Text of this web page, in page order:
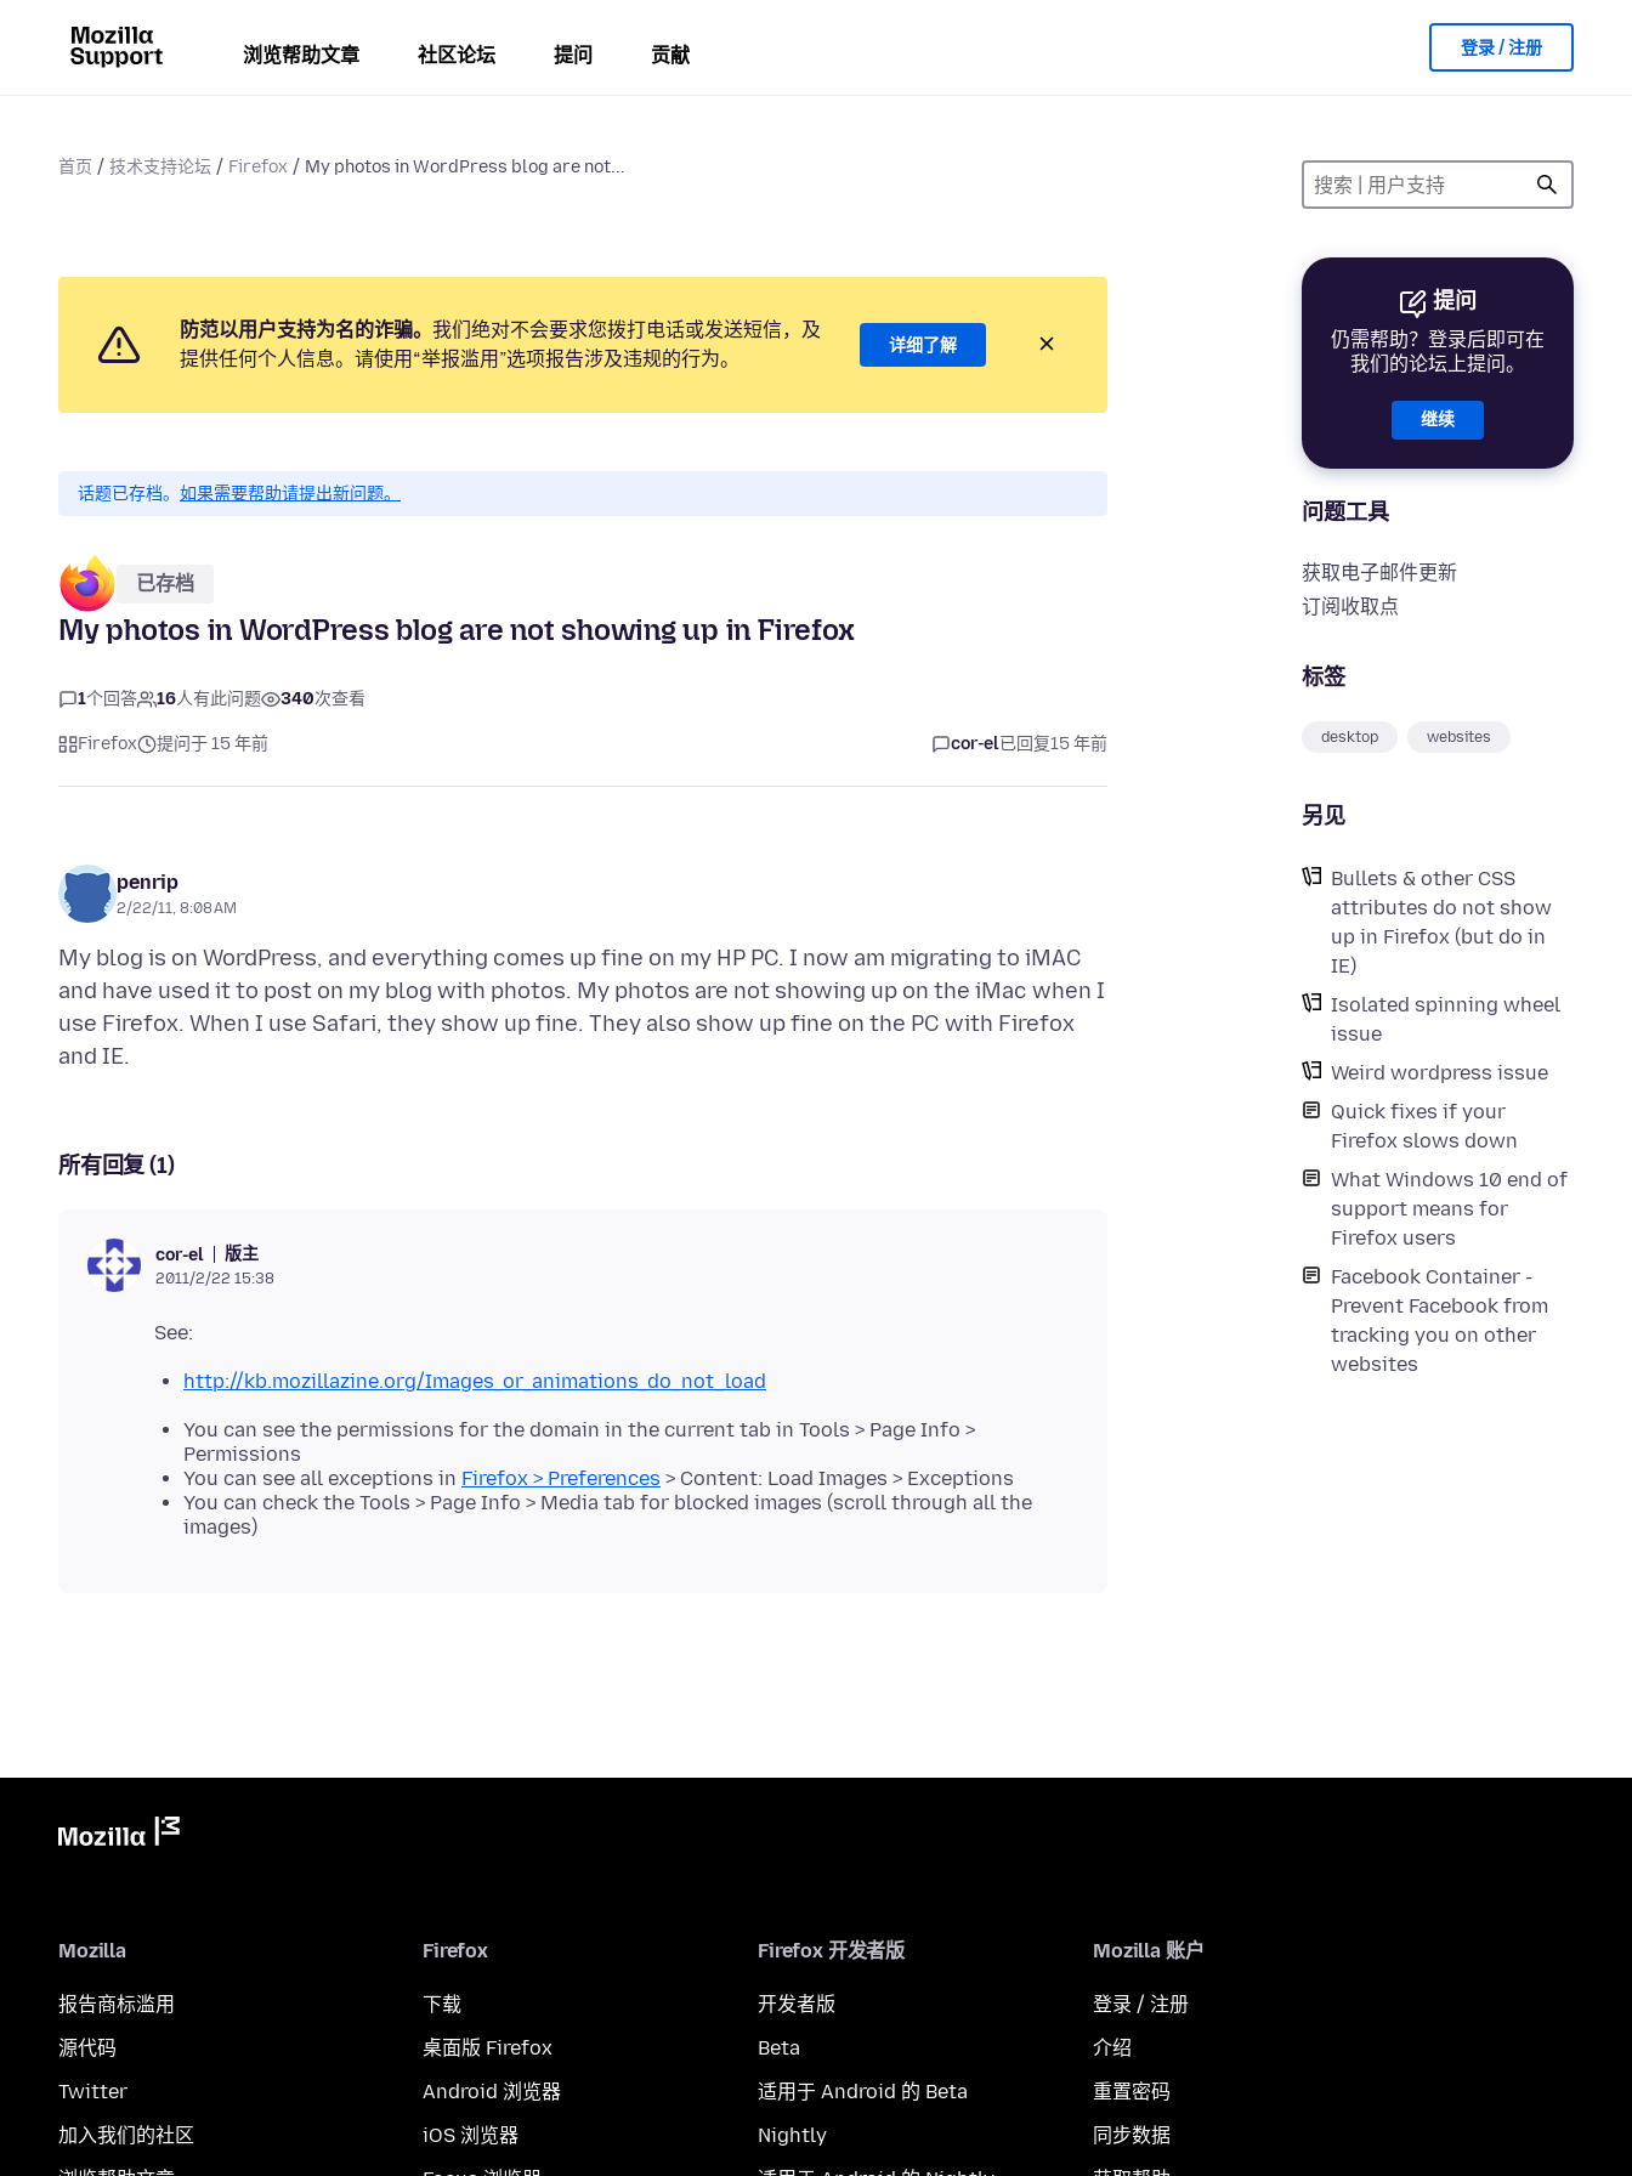
浏览帮助文章 社区论坛 提问 贡献 登录 / 注册
首页 技术支持论坛 Firefox My photos in WordPress blog are not...
提问
仍需帮助？登录后即可在
我们的论坛上提问。
继续
问题工具
获取电子邮件更新
订阅收取点
标签
desktop websites
另见
Bullets & other CSS
attributes do not show
up in Firefox (but do in
IE)
Isolated spinning wheel
issue
Weird wordpress issue
Quick fixes if your
Firefox slows down
What Windows 10 end of
support means for
Firefox users
Facebook Container -
Prevent Facebook from
tracking you on other
websites
防范以用户支持为名的诈骗。 我们绝对不会要求您拨打电话或发送短信，及
提供任何个人信息。请使用“举报滥用”选项报告涉及违规的行为。
详细了解
话题已存档。 如果需要帮助请提出新问题。
已存档
My photos in WordPress blog are not showing up in Firefox
1个回答 16人有此问题 340次查看
Firefox 提问于 15 年前 cor-el已回复15 年前
penrip
2/22/11, 8:08 AM
My blog is on WordPress, and everything comes up fine on my HP PC. I now am migrating to iMAC
and have used it to post on my blog with photos. My photos are not showing up on the iMac when I
use Firefox. When I use Safari, they show up fine. They also show up fine on the PC with Firefox
所有回复 (1)
cor-el 版主
2011/2/22 15:38
http://kb.mozillazine.org/Images_or_animations_do_not_load
You can see the permissions for the domain in the current tab in Tools > Page Info >
Permissions
You can see all exceptions in Firefox > Preferences > Content: Load Images > Exceptions
You can check the Tools > Page Info > Media tab for blocked images (scroll through all the
images)
Mozilla
报告商标滥用
源代码
Twitter
加入我们的社区
Firefox
下载
桌面版 Firefox
Android 浏览器
iOS 浏览器
Firefox 开发者版
开发者版
Beta
适用于 Android 的 Beta
Nightly
Mozilla 账户
登录 / 注册
介绍
重置密码
同步数据